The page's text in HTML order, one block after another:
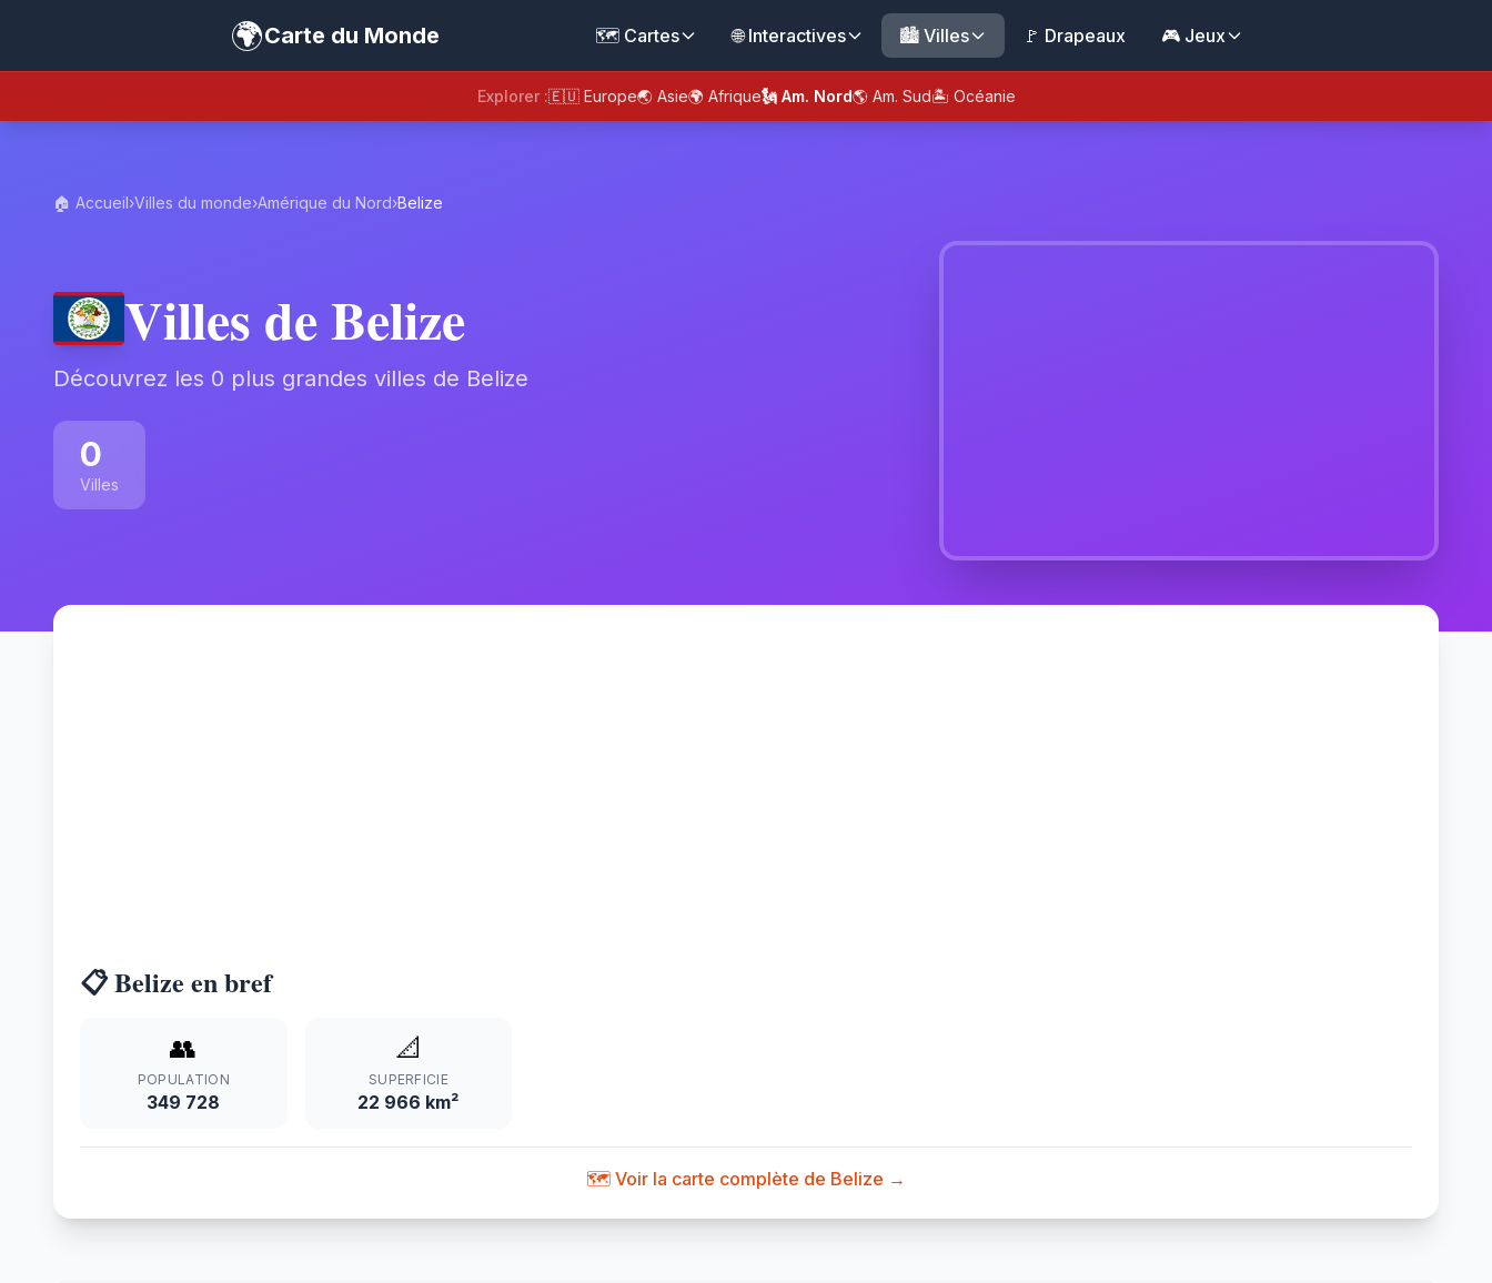
🌍Carte du Monde 🗺️ Cartes 🌐 Interactives 🏙️ Villes 🚩 Drapeaux 🎮 Jeux
Explorer :🇪🇺 Europe🌏 Asie🌍 Afrique🗽 Am. Nord🌎 Am. Sud🏝️ Océanie
🏠 Accueil›Villes du monde›Amérique du Nord›Belize
Villes de Belize
Découvrez les 0 plus grandes villes de Belize
0
Villes
📋 Belize en bref
👥
POPULATION
349 728
📐
SUPERFICIE
22 966 km²
🗺️ Voir la carte complète de Belize →